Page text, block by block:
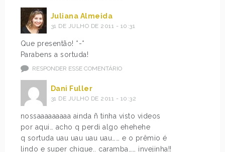
Juliana Almeida
31 DE JULHO DE 2011 - 10:31
Que presentão! *-*
Parabens a sortuda!
RESPONDER ESSE COMENTÁRIO
Dani Fuller
31 DE JULHO DE 2011 - 10:32
nossaaaaaaaaa ainda ñ tinha visto videos
por aqui… acho q perdi algo ehehehe
q sortuda uau uau uau uau…… e o prêmio é
lindo e super chique.. caramba…… invejinha!!